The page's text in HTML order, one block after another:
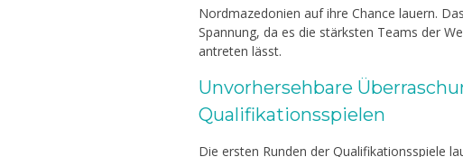
Nordmazedonien auf ihre Chance lauern.
Spannung, da es die stärksten Teams der
antreten lässt.
Unvorhersehbare
Qualifikationsspielen
Die ersten Runden der Qualifikationsspiele